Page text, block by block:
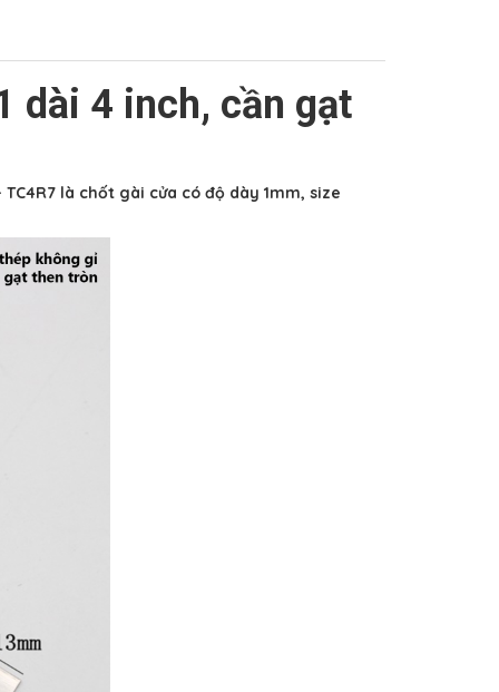
dài 4 inch, cần gạt
là chốt gài cửa có độ dày 1mm, size